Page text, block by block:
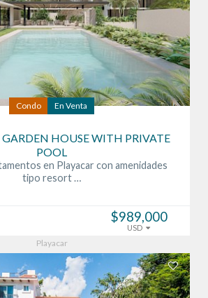
Condo En Venta
GARDEN HOUSE WITH PRIVATE
POOL
en Playacar con amenidades
tipo resort …
$989,000
USD
Playacar